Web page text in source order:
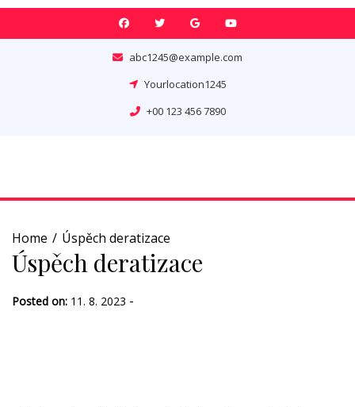
Skip
abc1245@example.com
Yourlocation1245
+00 123 456 7890
Home Úspěch deratizace
Úspěch deratizace
Posted on: 11. 8. 2023 -